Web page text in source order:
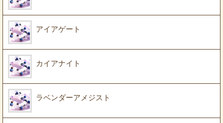
アイアゲート
カイアナイト
ラベンダーアメジスト